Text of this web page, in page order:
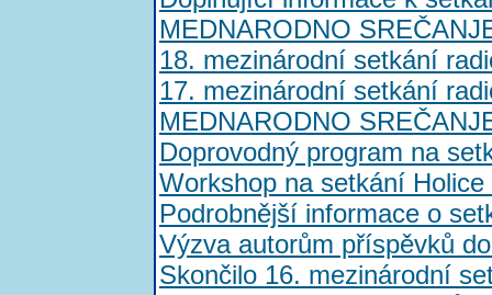
MEDNARODNO
18. mezinárodní setkání
17. mezinárodní setkání
MEDNARODNO
Doprovodný program na
Workshop na setkání Holice
Podrobnější informace o
Výzva autorům příspěvků
Skončilo 16. mezinárodní